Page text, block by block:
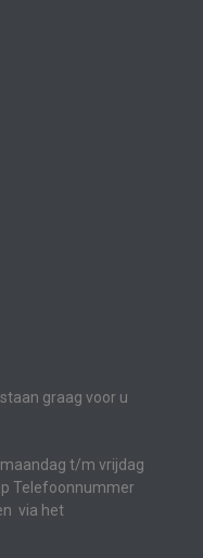
graag voor u
t/m vrijdag
Telefoonnummer
via het